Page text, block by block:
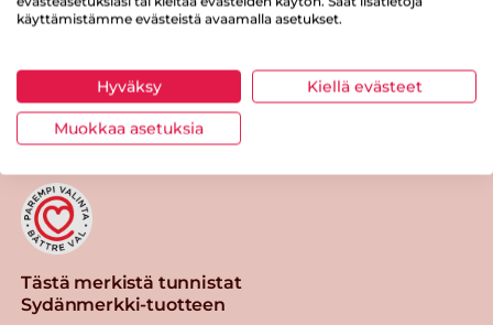
Tulosta sivu Jaa tuote
Tästä merkistä tunnistat
Sydänmerkki-tuotteen
käyttämistämme evästeistä avaamalla asetukset.
Hyväksy Kiellä evästeet
Muokkaa asetuksia